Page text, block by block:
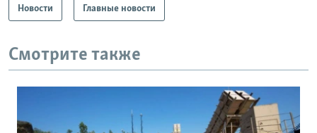
Новости Главные новости
Смотрите также